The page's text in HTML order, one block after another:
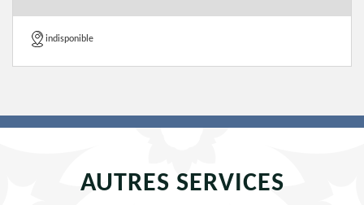
indisponible
AUTRES SERVICES